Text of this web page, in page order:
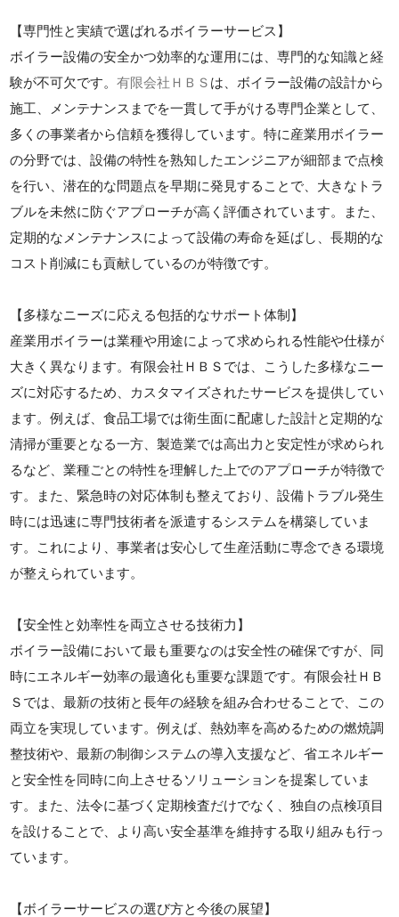
【専門性と実績で選ばれるボイラーサービス】
ボイラー設備の安全かつ効率的な運用には、専門的な知識と経
験が不可欠です。有限会社ＨＢＳ は、ボイラー設備の設計から
施工、メンテナンスまでを一貫して手がける専門企業として、
多くの事業者から信頼を獲得しています。特に産業用ボイラー
の分野では、設備の特性を熟知したエンジニアが細部まで点検
を行い、潜在的な問題点を早期に発見することで、大きなトラ
ブルを未然に防ぐアプローチが高く評価されています。また、
定期的なメンテナンスによって設備の寿命を延ばし、長期的な
コスト削減にも貢献しているのが特徴です。
【多様なニーズに応える包括的なサポート体制】
産業用ボイラーは業種や用途によって求められる性能や仕様が
大きく異なります。有限会社ＨＢＳでは、こうした多様なニー
ズに対応するため、カスタマイズされたサービスを提供してい
ます。例えば、食品工場では衛生面に配慮した設計と定期的な
清掃が重要となる一方、製造業では高出力と安定性が求められ
るなど、業種ごとの特性を理解した上でのアプローチが特徴で
す。また、緊急時の対応体制も整えており、設備トラブル発生
時には迅速に専門技術者を派遣するシステムを構築していま
す。これにより、事業者は安心して生産活動に専念できる環境
が整えられています。
【安全性と効率性を両立させる技術力】
ボイラー設備において最も重要なのは安全性の確保ですが、同
時にエネルギー効率の最適化も重要な課題です。有限会社ＨＢ
Ｓでは、最新の技術と長年の経験を組み合わせることで、この
両立を実現しています。例えば、熱効率を高めるための燃焼調
整技術や、最新の制御システムの導入支援など、省エネルギー
と安全性を同時に向上させるソリューションを提案していま
す。また、法令に基づく定期検査だけでなく、独自の点検項目
を設けることで、より高い安全基準を維持する取り組みも行っ
ています。
【ボイラーサービスの選び方と今後の展望】